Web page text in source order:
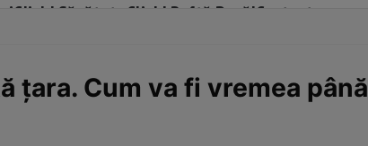
Click! Sănătate Click! Poftă Bună!Contact
țara. Cum va fi vremea până